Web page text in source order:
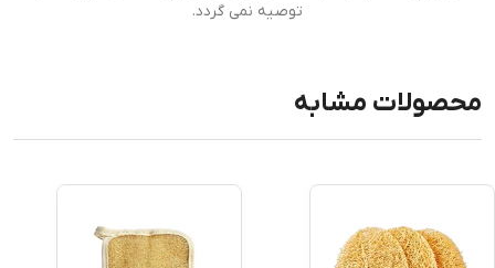
توصیه نمی گردد.
محصولات مشابه